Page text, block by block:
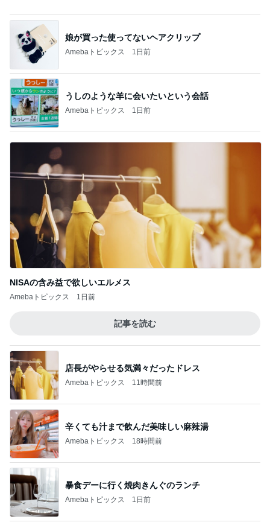
SNSで見掛け一目惚れしたお菓子缶
Amebaトピックス 1日前
彼が買ってくれた行きたい温泉の本
Amebaトピックス 1日前
記事を読む
Amebaトピックス 2日前
渡辺美奈代 愛犬との夜の散歩タイム
Amebaトピックス 1日前
野沢直子 我が家用に購入した物
Amebaトピックス 2日前
ひとり親の毎年の憂鬱な手続き
Amebaトピックス 11時間前